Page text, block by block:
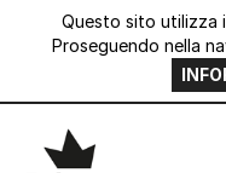
Questo sito utilizza
Proseguendo nella